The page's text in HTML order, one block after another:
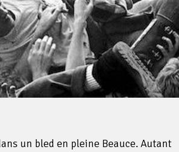
un bled en pleine Beauce. Autant